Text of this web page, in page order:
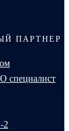
ПАРТНЕР
специалист
2